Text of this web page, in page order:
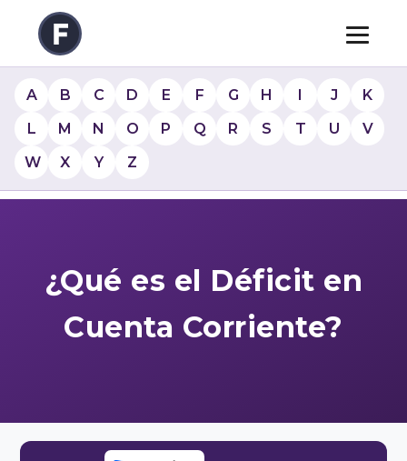
A B C D E F G H I J
K
L
M N O P Q R S T U
V
W
X Y Z
¿Qué es el Déficit en
Cuenta Corriente?